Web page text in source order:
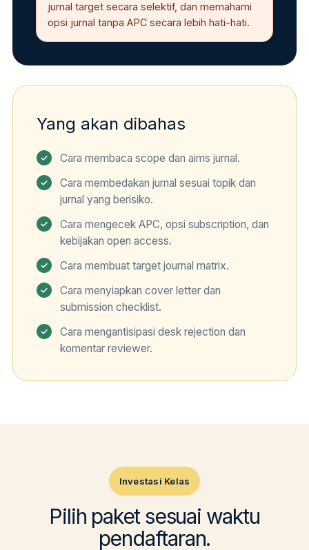
jurnal target secara selektif, dan memahami
opsi jurnal tanpa APC secara lebih hati-hati.
Yang akan dibahas
Cara membaca scope dan aims jurnal.
Cara membedakan jurnal sesuai topik dan
jurnal yang berisiko.
Cara mengecek APC, opsi subscription, dan
kebijakan open access.
Cara membuat target journal matrix.
Cara menyiapkan cover letter dan
submission checklist.
Cara mengantisipasi desk rejection dan
komentar reviewer.
Investasi Kelas
Pilih paket sesuai waktu
pendaftaran.